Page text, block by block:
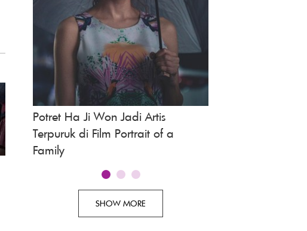
Potret Ha Ji Won Jadi Artis
Terpuruk di Film Portrait of a
Family
SHOW MORE